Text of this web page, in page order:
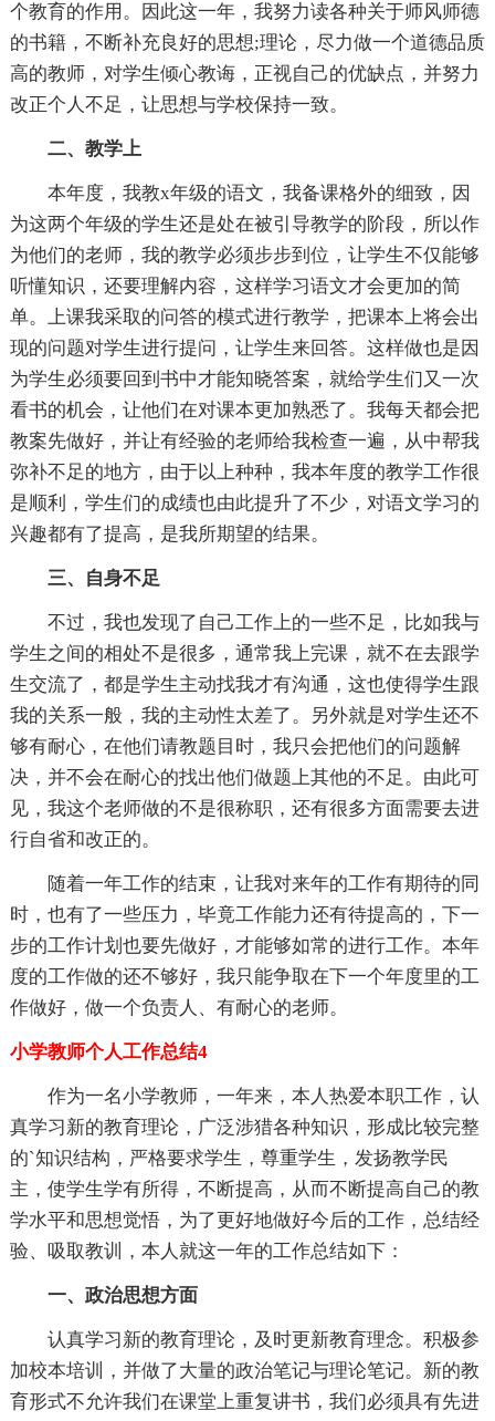
个教育的作用。因此这一年，我努力读各种关于师风师德
的书籍，不断补充良好的思想;理论，尽力做一个道德品质
高的教师，对学生倾心教诲，正视自己的优缺点，并努力
改正个人不足，让思想与学校保持一致。
二、教学上
本年度，我教x年级的语文，我备课格外的细致，因
为这两个年级的学生还是处在被引导教学的阶段，所以作
为他们的老师，我的教学必须步步到位，让学生不仅能够
听懂知识，还要理解内容，这样学习语文才会更加的简
单。上课我采取的问答的模式进行教学，把课本上将会出
现的问题对学生进行提问，让学生来回答。这样做也是因
为学生必须要回到书中才能知晓答案，就给学生们又一次
看书的机会，让他们在对课本更加熟悉了。我每天都会把
教案先做好，并让有经验的老师给我检查一遍，从中帮我
弥补不足的地方，由于以上种种，我本年度的教学工作很
是顺利，学生们的成绩也由此提升了不少，对语文学习的
兴趣都有了提高，是我所期望的结果。
三、自身不足
不过，我也发现了自己工作上的一些不足，比如我与
学生之间的相处不是很多，通常我上完课，就不在去跟学
生交流了，都是学生主动找我才有沟通，这也使得学生跟
我的关系一般，我的主动性太差了。另外就是对学生还不
够有耐心，在他们请教题目时，我只会把他们的问题解
决，并不会在耐心的找出他们做题上其他的不足。由此可
见，我这个老师做的不是很称职，还有很多方面需要去进
行自省和改正的。
随着一年工作的结束，让我对来年的工作有期待的同
时，也有了一些压力，毕竟工作能力还有待提高的，下一
步的工作计划也要先做好，才能够如常的进行工作。本年
度的工作做的还不够好，我只能争取在下一个年度里的工
作做好，做一个负责人、有耐心的老师。
小学教师个人工作总结4
作为一名小学教师，一年来，本人热爱本职工作，认
真学习新的教育理论，广泛涉猎各种知识，形成比较完整
的`知识结构，严格要求学生，尊重学生，发扬教学民
主，使学生学有所得，不断提高，从而不断提高自己的教
学水平和思想觉悟，为了更好地做好今后的工作，总结经
验、吸取教训，本人就这一年的工作总结如下：
一、政治思想方面
认真学习新的教育理论，及时更新教育理念。积极参
加校本培训，并做了大量的政治笔记与理论笔记。新的教
育形式不允许我们在课堂上重复讲书，我们必须具有先进